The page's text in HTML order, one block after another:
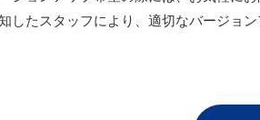
したスタッフにより、適切なバージョン